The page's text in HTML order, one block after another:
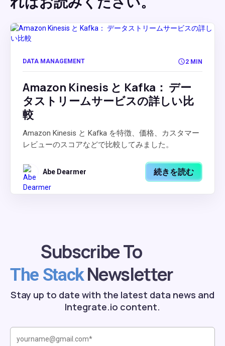
DATA MANAGEMENT 2 MIN
Amazon Kinesis と Kafka： デー
タストリームサービスの詳しい比
較
Amazon Kinesis と Kafka を特徴、価格、カスタマー
レビューのスコアなどで比較してみました。
Abe Dearmer 続きを読む
Subscribe To
The StackNewsletter
Stay up to date with the latest data news and
Integrate.io content.